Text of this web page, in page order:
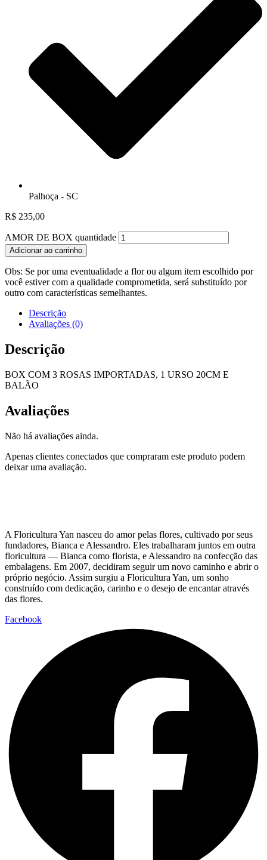
Palhoça - SC
R$ 235,00
AMOR DE BOX quantidade
Adicionar ao carrinho
Obs: Se por uma eventualidade a flor ou algum item escolhido por
você estiver com a qualidade comprometida, será substituído por
outro com características semelhantes.
Descrição
Avaliações (0)
Descrição
BOX COM 3 ROSAS IMPORTADAS, 1 URSO 20CM E
BALÃO
Avaliações
Não há avaliações ainda.
Apenas clientes conectados que compraram este produto podem
deixar uma avaliação.
A Floricultura Yan nasceu do amor pelas flores, cultivado por seus
fundadores, Bianca e Alessandro. Eles trabalharam juntos em outra
floricultura — Bianca como florista, e Alessandro na confecção das
embalagens. Em 2007, decidiram seguir um novo caminho e abrir o
próprio negócio. Assim surgiu a Floricultura Yan, um sonho
construído com dedicação, carinho e o desejo de encantar através
das flores.
Facebook